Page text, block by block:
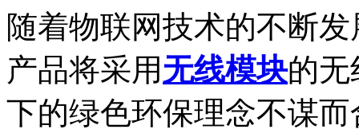
随着物联网技术的不断
产品将采用 无线模块的无
下的绿色环保理念不谋而